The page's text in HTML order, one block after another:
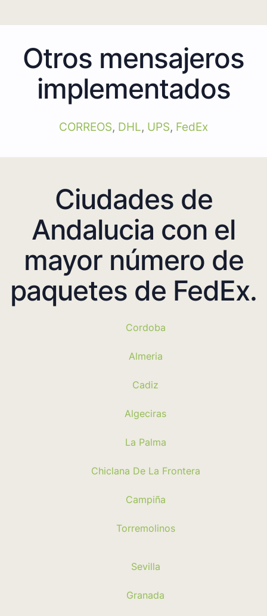
Otros mensajeros
implementados
CORREOS, DHL, UPS, FedEx
Ciudades de
Andalucia con el
mayor número de
paquetes de FedEx.
Cordoba
Almeria
Cadiz
Algeciras
La Palma
Chiclana De La Frontera
Campiña
Torremolinos
Sevilla
Granada